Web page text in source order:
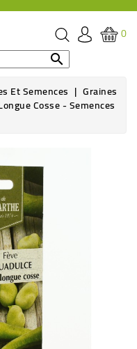
0

Et Semences Graines
Cosse - Semences